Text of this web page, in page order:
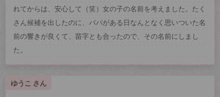
れてからは、安心して（笑）女の子の名前を考えました。たく
さん候補を出したのに、パパがある日なんとなく思いついた名
前の響きが良くて、苗字とも合ったので、その名前にしまし
た。
ゆうこ さん